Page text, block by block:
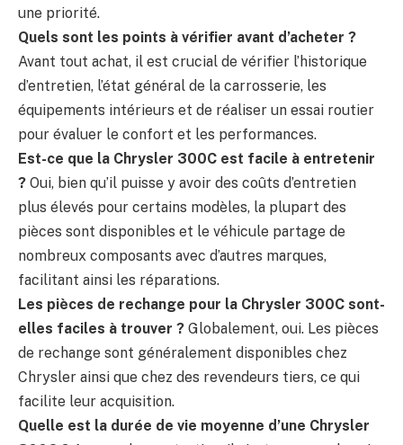
une priorité.
Quels sont les points à vérifier avant d’acheter ?
Avant tout achat, il est crucial de vérifier l’historique
d’entretien, l’état général de la carrosserie, les
équipements intérieurs et de réaliser un essai routier
pour évaluer le confort et les performances.
Est-ce que la Chrysler 300C est facile à entretenir
? Oui, bien qu’il puisse y avoir des coûts d’entretien
plus élevés pour certains modèles, la plupart des
pièces sont disponibles et le véhicule partage de
nombreux composants avec d’autres marques,
facilitant ainsi les réparations.
Les pièces de rechange pour la Chrysler 300C sont-
elles faciles à trouver ? Globalement, oui. Les pièces
de rechange sont généralement disponibles chez
Chrysler ainsi que chez des revendeurs tiers, ce qui
facilite leur acquisition.
Quelle est la durée de vie moyenne d’une Chrysler